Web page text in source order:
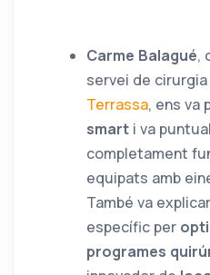
Carme Balagué,
servei de cirurgia
Terrassa, ens va
smart i va
completament
equipats amb
També va
específic per
programes